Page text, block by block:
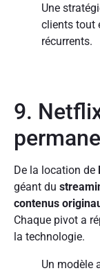
Une
clients tout
récurrents.
9.
De la location de
géant du
contenus
Chaque pivot a
la technologie.
Un modèle